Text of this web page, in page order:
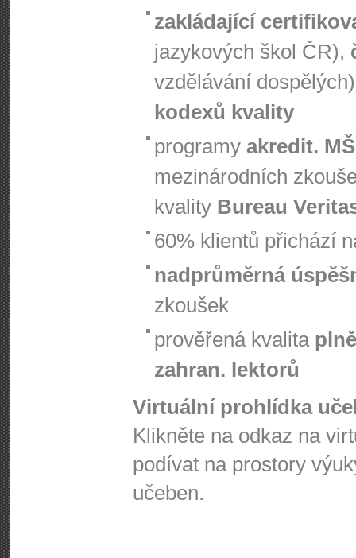
zakládající
jazykových škol ČR),
vzdělávání
kodexů kvality
programy akredit.
mezinárodních
kvality Bureau
60% klientů přichází
nadprůměrná
zkoušek
prověřená kvalita
zahran. lektorů
Virtuální prohlídka
Klikněte na odkaz na
podívat na prostory
učeben.